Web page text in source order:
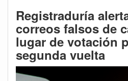
Registraduría
correos falsos de
lugar de votación
segunda vuelta